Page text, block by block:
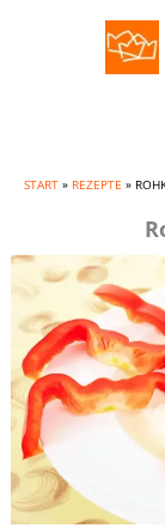
START » REZEPTE »